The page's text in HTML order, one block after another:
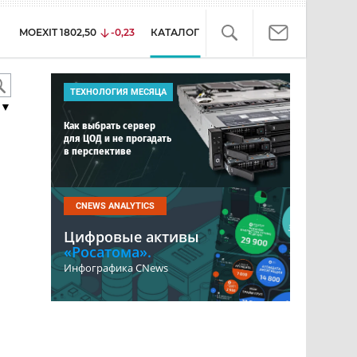
MOEXIT 1802,50 -0,23 КАТАЛОГ
ТЕХНОЛОГИЯ МЕСЯЦА
Как выбрать сервер
для ЦОД и не прогадать
в перспективе
CNEWS ANALYTICS
Цифровые активы
«Росатома».
Инфографика CNews